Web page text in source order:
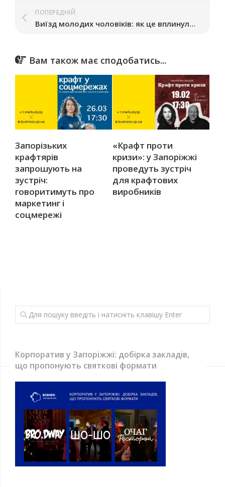
ПОПЕРЕДНІЙ
Виїзд молодих чоловіків: як це вплинуло на роботу бізнесу в Запоріжжі
Вам також має сподобатись...
Запорізьких
крафтярів
запрошують на
зустріч:
говоритимуть про
маркетинг і
соцмережі
«Крафт проти
кризи»: у Запоріжжі
проведуть зустріч
для крафтових
виробників
Корпоратив у Запоріжжі: добірка закладів,
що пропонують святкові формати